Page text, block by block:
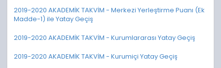
2019-2020 AKADEMİK TAKVİM - Merkezi Yerleştirme Puanı (Ek
Madde-1) ile Yatay Geçiş
2019-2020 AKADEMİK TAKVİM - Kurumlararası Yatay Geçiş
2019-2020 AKADEMİK TAKVİM - Kurumiçi Yatay Geçiş